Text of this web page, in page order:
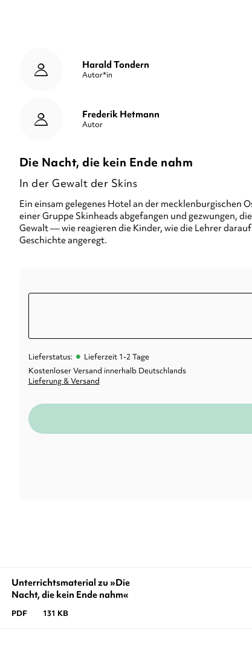
Harald Tondern
Autor*in
Frederik Hetmann
Autor
Die Nacht, die kein Ende nahm
In der Gewalt der Skins
Ein einsam gelegenes Hotel an der mecklenburgischen
einer Gruppe Skinheads abgefangen und gezwungen,
Gewalt –– wie reagieren die Kinder, wie die Lehrer
Geschichte angeregt.
Lieferstatus: • Lieferzeit 1-2 Tage
Kostenloser Versand innerhalb Deutschlands
Lieferung & Versand
Unterrichtsmaterial zu »Die
Nacht, die kein Ende nahm«
PDF 131 KB